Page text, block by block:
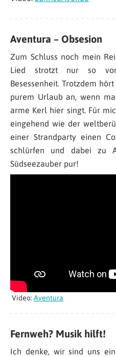
Aventura – Obsesion
Zum Schluss noch mein
Lied strotzt nur so
Besessenheit. Trotzdem
purem Urlaub an, wenn
arme Kerl hier singt. Für
eingehend wie der
einer Strandparty einen
schlürfen und dabei zu
Südseezauber pur!
Video: Aventura
Fernweh? Musik hilft!
Ich denke, wir sind uns